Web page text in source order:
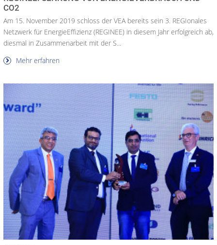
CO2
Am 15. November 2019 schloss der VEA bereits sein 3. REGIonales
Netzwerk für EnergieEffizienz (REGINEE) in diesem Jahr erfolgreich ab,
diesmal in Zusammenarbeit mit der S...
Mehr erfahren